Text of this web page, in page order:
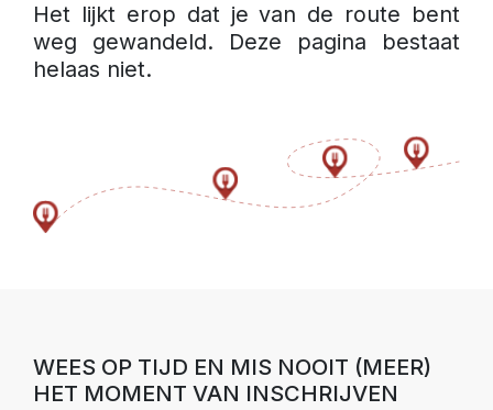
Het lijkt erop dat je van de route bent
weg gewandeld. Deze pagina bestaat
helaas niet.
WEES OP TIJD EN MIS NOOIT (MEER)
HET MOMENT VAN INSCHRIJVEN